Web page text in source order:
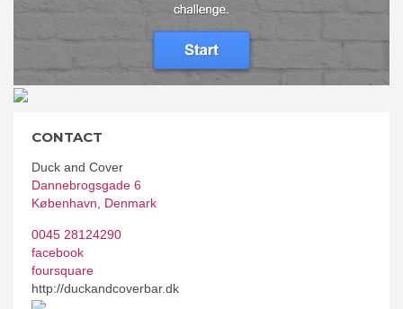
CONTACT
Duck and Cover
Dannebrogsgade 6
København
Denmark
0045 28124290
facebook
foursquare
http://duckandcoverbar.dk